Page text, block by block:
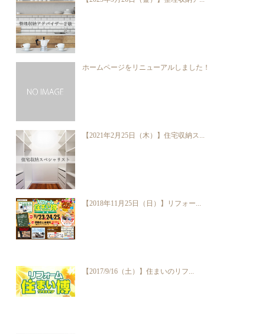
ホームページをリニューアルしました！
【2021年2月25日（木）】住宅収納ス...
【2018年11月25日（日）】リフォー...
【2017/9/16（土）】住まいのリフ...